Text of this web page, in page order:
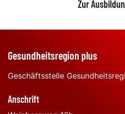
Zur
Gesundheitsregion plus
Geschäftsstelle
Anschrift